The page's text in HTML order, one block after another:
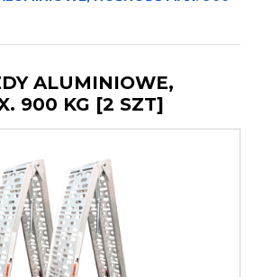
Kufry
Zamiatarki
Przyczepy ATV
Ledy
ALUMINIOWE,
900 KG [2 SZT]